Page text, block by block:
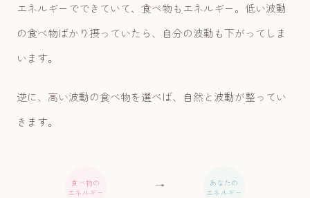
エネルギーでできていて、食べ物もエネルギー。低い波動
の食べ物ばかり摂っていたら、自分の波動も下がってしま
います。
逆に、高い波動の食べ物を選べば、自然と波動が整ってい
きます。
食べ物の
エネルギー
→
あなたの
エネルギー